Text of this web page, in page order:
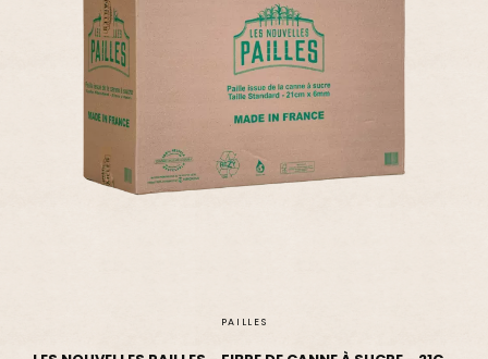
PAILLES